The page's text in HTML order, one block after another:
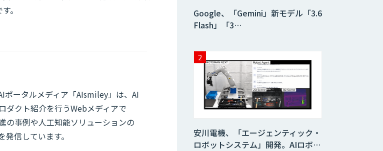
。
ポータルメディア「AIsmiley」は、AI
ダクト紹介を行うWebメディアで
の事例や人工知能ソリューションの
信しています。
Google、「Gemini」新モデル「3.6
Flash」「3…
安川電機、「エージェンティック・
ロボットシステム」開発。AIロボ…